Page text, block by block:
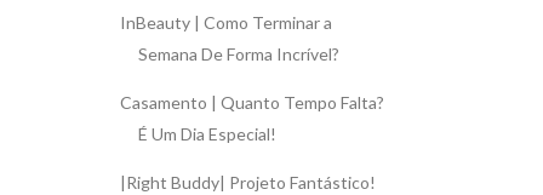
InBeauty | Como Terminar a
Semana De Forma Incrível?
Casamento | Quanto Tempo Falta?
É Um Dia Especial!
|Right Buddy| Projeto Fantástico!